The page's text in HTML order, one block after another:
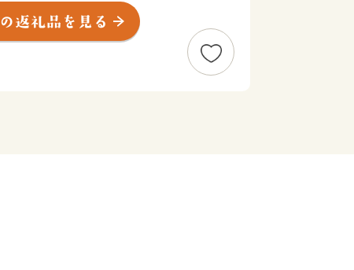
ます。